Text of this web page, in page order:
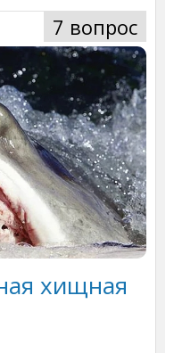
7 вопрос
хищная